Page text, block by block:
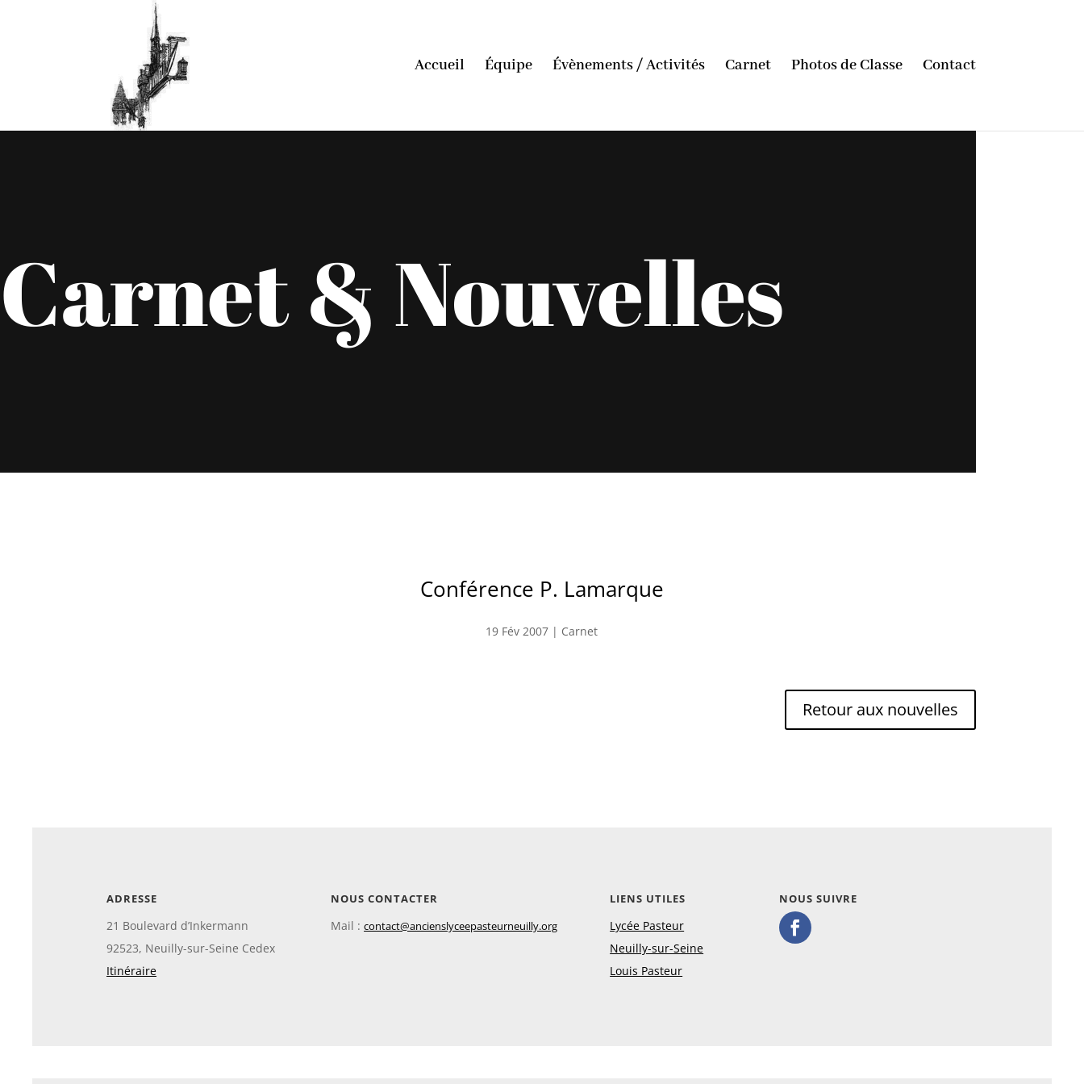
Accueil Équipe Évènements / Activités Carnet Photos de Classe Contact
Carnet & Nouvelles
Conférence P. Lamarque
19 Fév 2007 | Carnet
Retour aux nouvelles
ADRESSE
21 Boulevard d’Inkermann
92523, Neuilly-sur-Seine Cedex
Itinéraire
NOUS CONTACTER
Mail :contact@ancienslyceepasteurneuilly.org
LIENS UTILES
Lycée Pasteur
Neuilly-sur-Seine
Louis Pasteur
NOUS SUIVRE